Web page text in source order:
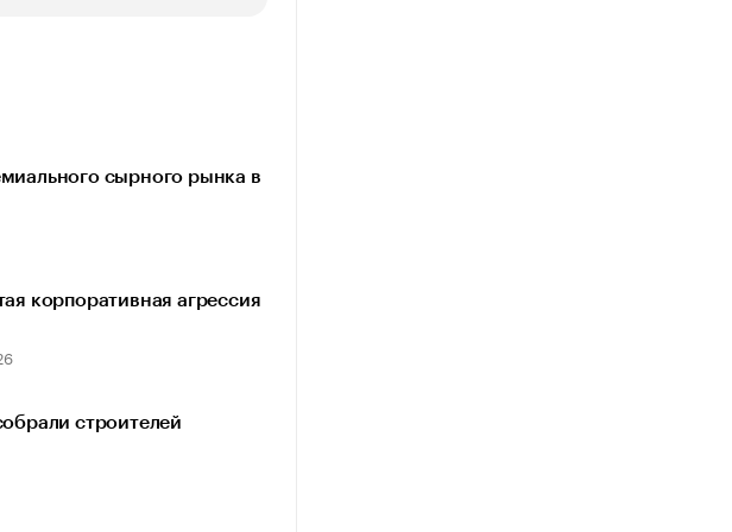
сырного рынка в
корпоративная агрессия
строителей